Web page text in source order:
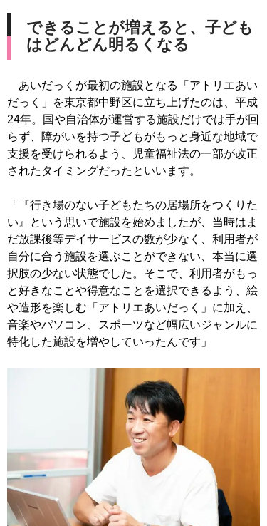
できることが増えると、子ども
はどんどん明るくなる
あいだっくが最初の施設となる「アトリエあい
だっく」を東京都中野区に立ち上げたのは、平成
24年。国や自治体が運営する施設だけでは手が回
らず、障がいを持つ子どもがもっと身近な地域で
支援を受けられるよう、児童福祉法の一部が改正
されたタイミングだったといいます。
「『行き場のない子どもたちの居場所をつくりた
い』という思いで施設を始めましたが、当時はま
だ放課後等デイサービスの数が少なく、利用者が
自分に合う施設を選ぶことができない、本当に選
択肢の少ない状態でした。そこで、利用者がもっ
と好きなことや得意なことを選択できるよう、絵
や造形を楽しむ「アトリエあいだっく」に加え、
音楽やパソコン、スポーツなど幅広いジャンルに
特化した施設を増やしていったんです」